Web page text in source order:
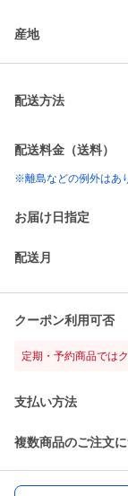
産地
配送方法
配送料金（送料）
※離島などの例外はあ
お届け日指定
配送月
クーポン利用可否
定期・予約商品では
支払い方法
複数商品のご注文